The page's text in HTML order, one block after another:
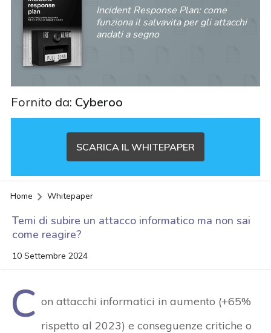
Incident Response Plan: come
funziona il salvavita per gli attacchi
andati a segno
Fornito da: Cyberoo
SCARICA IL WHITEPAPER
Home Whitepaper
Temi di subire un attacco informatico ma non sai
come reagire?
10 Settembre 2024
C on attacchi informatici in aumento (+65%
rispetto al 2023) e conseguenze critiche o